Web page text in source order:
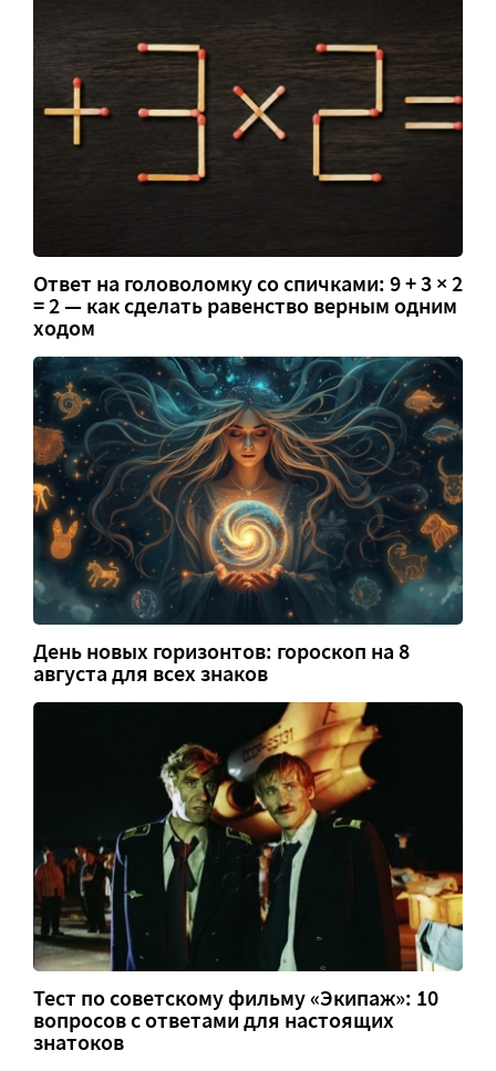
Ответ на головоломку со спичками: 9 + 3 × 2
= 2 — как сделать равенство верным одним
ходом
День новых горизонтов: гороскоп на 8
августа для всех знаков
Тест по советскому фильму «Экипаж»: 10
вопросов с ответами для настоящих
знатоков